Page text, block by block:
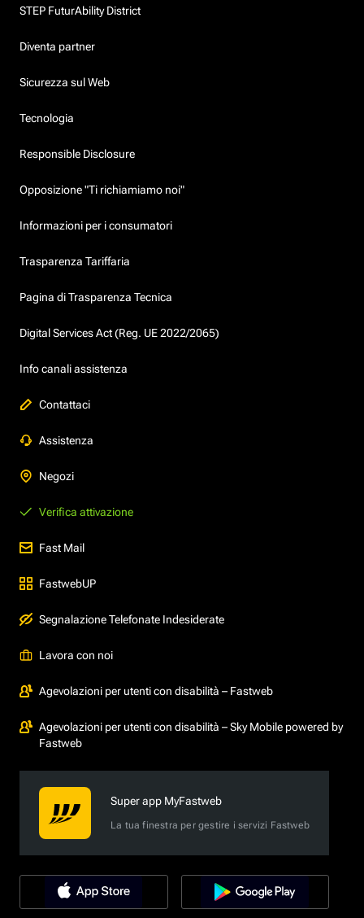
STEP FuturAbility District
Diventa partner
Sicurezza sul Web
Tecnologia
Responsible Disclosure
Opposizione "Ti richiamiamo noi"
Informazioni per i consumatori
Trasparenza Tariffaria
Pagina di Trasparenza Tecnica
Digital Services Act (Reg. UE 2022/2065)
Info canali assistenza
Contattaci
Assistenza
Negozi
Verifica attivazione
Fast Mail
FastwebUP
Segnalazione Telefonate Indesiderate
Lavora con noi
Agevolazioni per utenti con disabilità – Fastweb
Agevolazioni per utenti con disabilità – Sky Mobile powered by
Fastweb
Super app MyFastweb
La tua finestra per gestire i servizi Fastweb